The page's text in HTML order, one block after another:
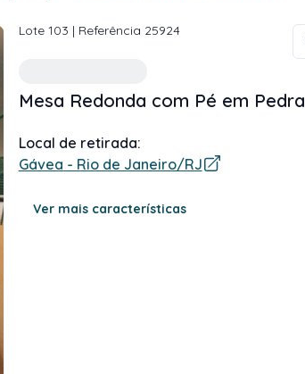
Lote 103 | Referência 25924
Mesa Redonda com Pé em Pedra
Local de retirada:
Gávea - Rio de Janeiro/RJ
Ver mais características